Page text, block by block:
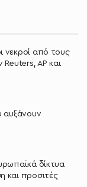
νεκροί από τους
Reuters, AP και
αυξάνουν
δίκτυα
και προσιτές